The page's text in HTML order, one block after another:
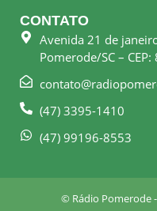
e
b
o
k
s
q
a
t
a
g
r
a
m
CONTATO
Avenida 21 de
Pomerode/SC –
(47) 3395-1410
(47) 99196-8553
© Rádio Pomerode